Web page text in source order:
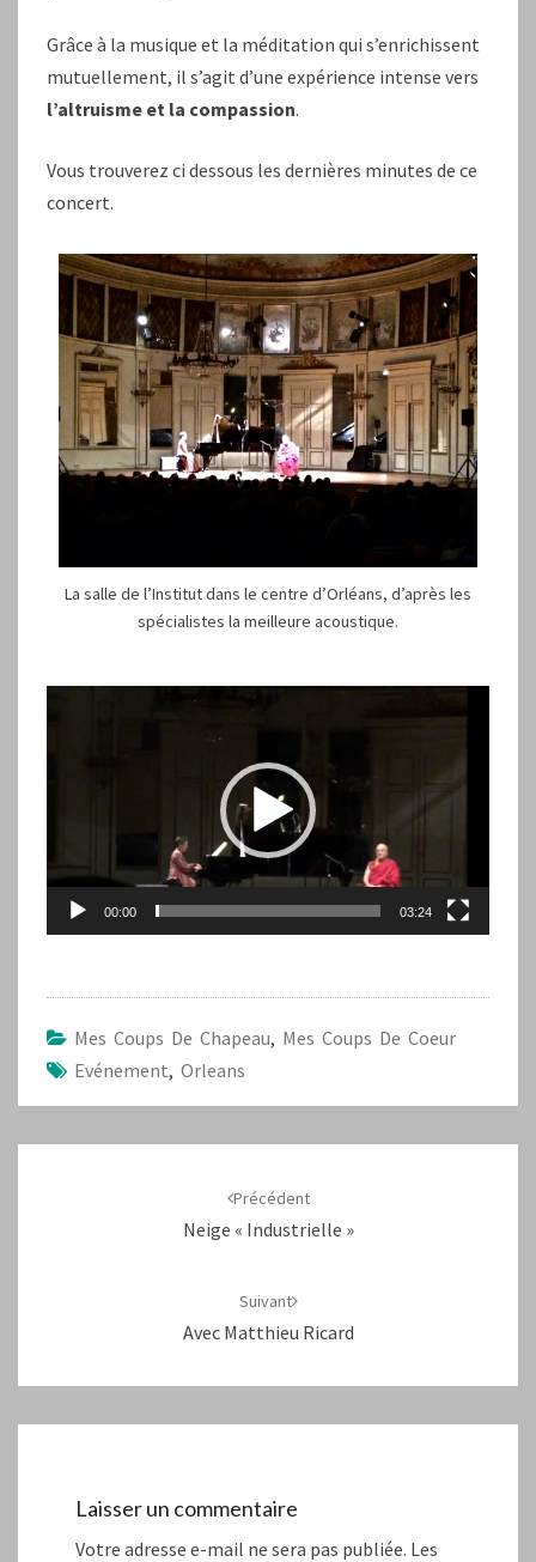
Grâce à la musique et la méditation qui s’enrichissent
mutuellement, il s’agit d’une expérience intense vers
l’altruisme et la compassion.
Vous trouverez ci dessous les dernières minutes de ce
concert.
La salle de l’Institut dans le centre d’Orléans, d’après les
spécialistes la meilleure acoustique.
00:00 03:24
Mes Coups De Chapeau, Mes Coups De Coeur
Evénement, Orleans
Précédent
Neige « Industrielle »
Suivant
Avec Matthieu Ricard
Laisser un commentaire
Votre adresse e-mail ne sera pas publiée. Les